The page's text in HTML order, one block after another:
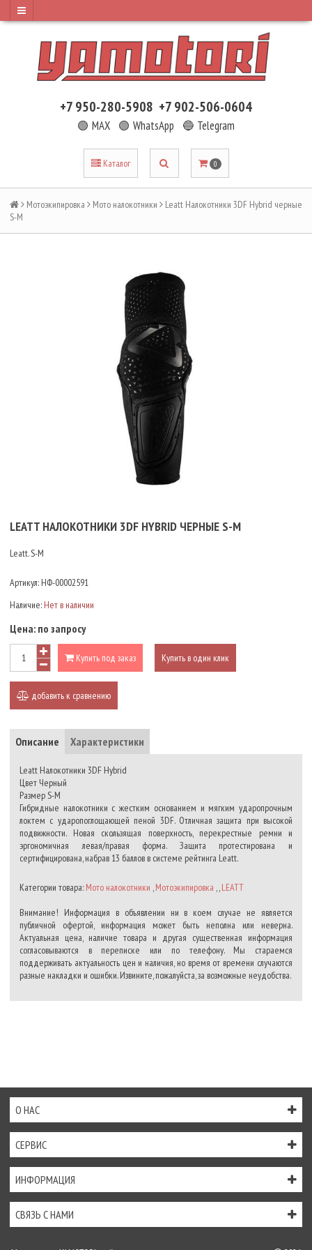
+7 950-280-5908 +7 902-506-0604
🟢 MAX 🟢 WhatsApp 🔵 Telegram
Каталог 0
Мотоэкипировка Мото налокотники
Leatt Налокотники 3DF Hybrid черные
S-M
LEATT НАЛОКОТНИКИ 3DF HYBRID ЧЕРНЫЕ S-M
Leatt. S-M
Артикул: НФ-00002591
Наличие: Нет в наличии
Цена: по запросу
Купить под заказ Купить в один клик
добавить к сравнению
Описание Характеристики
Leatt Налокотники 3DF Hybrid
Цвет Черный
Размер S-M
Гибридные налокотники с жестким основанием и мягким ударопрочным
локтем с ударопоглощающей пеной 3DF. Отличная защита при высокой
подвижности. Новая скользящая поверхность, перекрестные ремни и
эргономичная левая/правая форма. Защита протестирована и
сертифицирована, набрав 13 баллов в системе рейтинга Leatt.
Категории товара: Мото налокотники ,Мотоэкипировка , ,LEATT
Внимание! Информация в объявлении ни в коем случае не является
публичной офертой, информация может быть неполна или неверна.
Актуальная цена, наличие товара и другая существенная информация
согласовываются в переписке или по телефону. Мы стараемся
поддерживать актуальность цен и наличия, но время от времени случаются
разные накладки и ошибки. Извините, пожалуйста, за возможные неудобства.
О НАС
СЕРВИС
ИНФОРМАЦИЯ
СВЯЗЬ С НАМИ